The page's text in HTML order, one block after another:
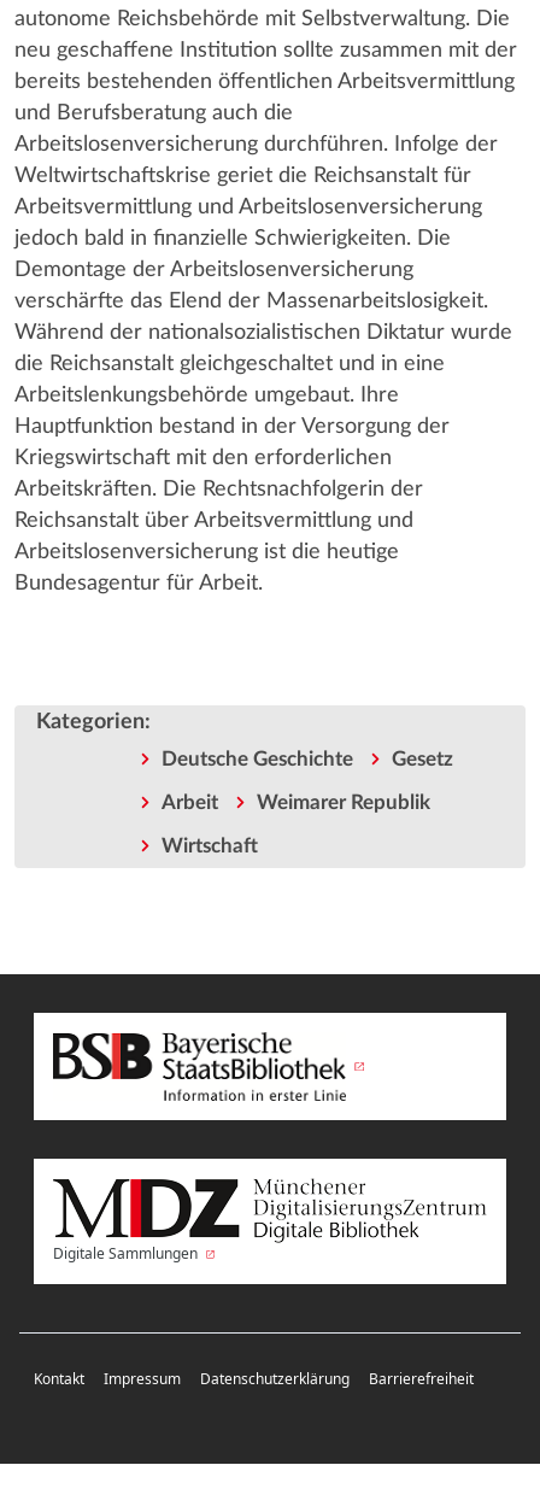
autonome Reichsbehörde mit Selbstverwaltung. Die
neu geschaffene Institution sollte zusammen mit der
bereits bestehenden öffentlichen Arbeitsvermittlung
und Berufsberatung auch die
Arbeitslosenversicherung durchführen. Infolge der
Weltwirtschaftskrise geriet die Reichsanstalt für
Arbeitsvermittlung und Arbeitslosenversicherung
jedoch bald in finanzielle Schwierigkeiten. Die
Demontage der Arbeitslosenversicherung
verschärfte das Elend der Massenarbeitslosigkeit.
Während der nationalsozialistischen Diktatur wurde
die Reichsanstalt gleichgeschaltet und in eine
Arbeitslenkungsbehörde umgebaut. Ihre
Hauptfunktion bestand in der Versorgung der
Kriegswirtschaft mit den erforderlichen
Arbeitskräften. Die Rechtsnachfolgerin der
Reichsanstalt über Arbeitsvermittlung und
Arbeitslosenversicherung ist die heutige
Bundesagentur für Arbeit.
Kategorien:
Deutsche Geschichte Gesetz
Arbeit Weimarer Republik
Wirtschaft
Digitale Sammlungen
Kontakt Impressum Datenschutzerklärung Barrierefreiheit